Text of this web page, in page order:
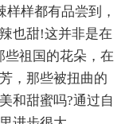
样都有品尝到，
也甜!这并非是在
些祖国的花朵，在
，那些被扭曲的
和甜蜜吗?通过自